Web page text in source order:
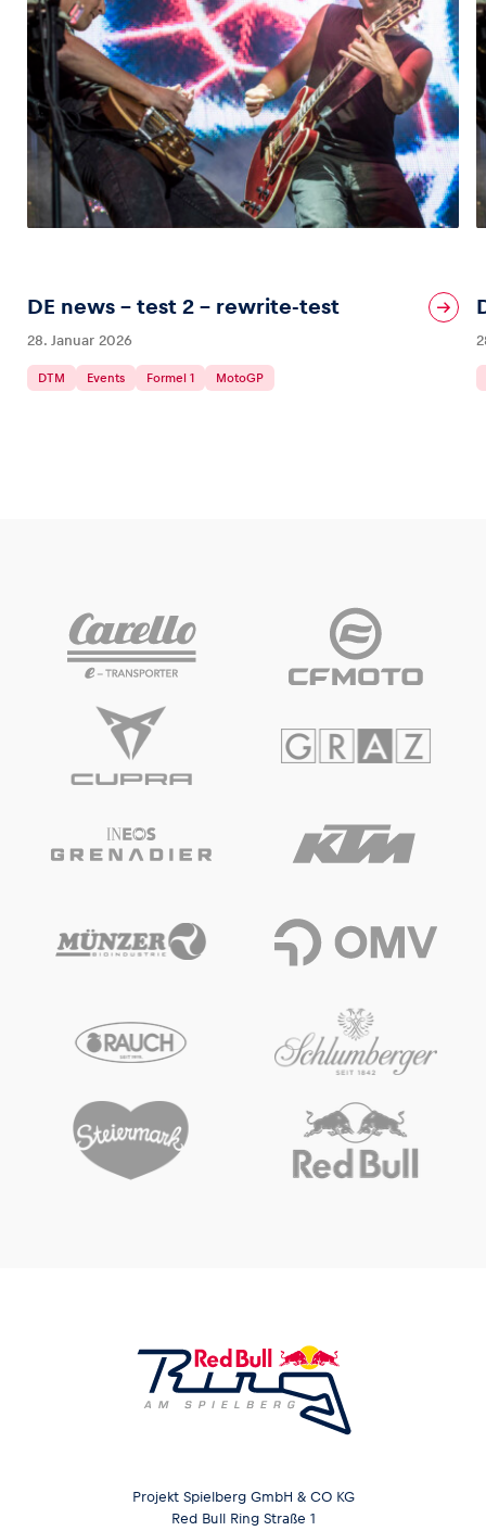
DE news – test 2 – rewrite-test
28. Januar 2026
DTM Events Formel 1 MotoGP
Projekt Spielberg GmbH & CO KG
Red Bull Ring Straße 1